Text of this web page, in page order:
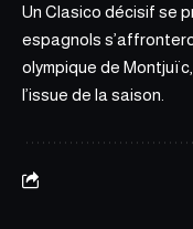
Un Clasico décisif se
espagnols
olympique de
l’issue de la saison.